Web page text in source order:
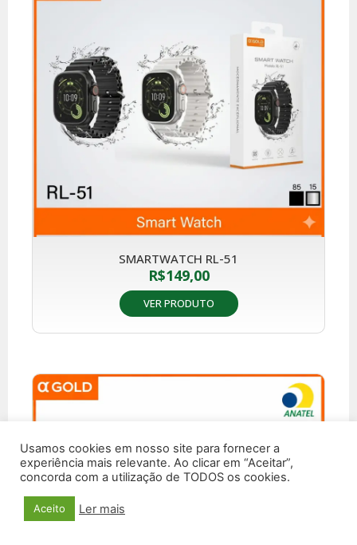
SMARTWATCH RL-51
R$149,00
VER PRODUTO
Usamos cookies em nosso site para fornecer a
experiência mais relevante. Ao clicar em “Aceitar”,
concorda com a utilização de TODOS os cookies.
Aceito Ler mais